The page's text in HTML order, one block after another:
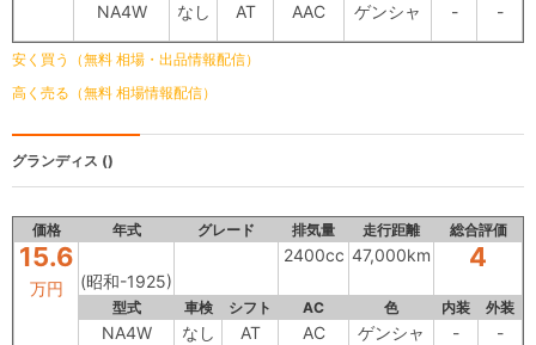
NA4W なし AT AAC ゲンシャ - -
安く買う（無料 相場・出品情報配信）
高く売る（無料 相場情報配信）
グランディス ()
価格 年式 グレード 排気量 走行距離 総合評価
15.6
万円 (昭和-1925)
2400cc 47,000km 4
型式 車検 シフト AC 色 内装 外装
NA4W なし AT AC ゲンシャ - -